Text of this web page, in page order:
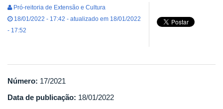
Pró-reitoria de Extensão e Cultura
18/01/2022 - 17:42 - atualizado em 18/01/2022
- 17:52
Número: 17/2021
Data de publicação: 18/01/2022